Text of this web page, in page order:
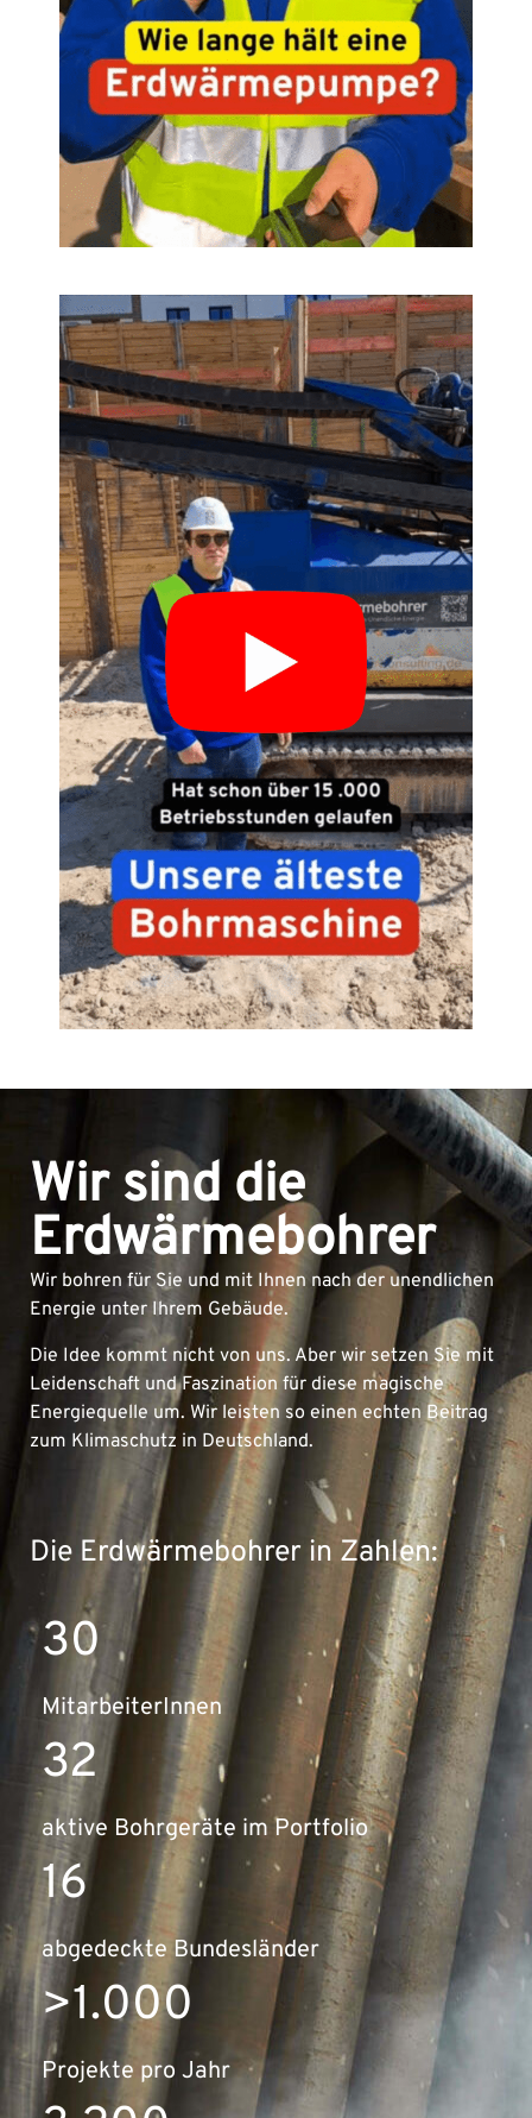
Wir sind die
Erdwärmebohrer
Wir bohren für Sie und mit Ihnen nach der unendlichen
Energie unter Ihrem Gebäude.
Die Idee kommt nicht von uns. Aber wir setzen Sie mit
Leidenschaft und Faszination für diese magische
Energiequelle um. Wir leisten so einen echten Beitrag
zum Klimaschutz in Deutschland.
Die Erdwärmebohrer in Zahlen:
30
MitarbeiterInnen
32
aktive Bohrgeräte im Portfolio
16
abgedeckte Bundesländer
>1.000
Projekte pro Jahr